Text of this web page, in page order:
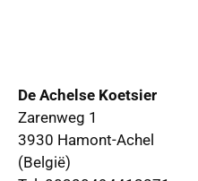
De Achelse Koetsier
Zarenweg 1
3930 Hamont-Achel
(België)